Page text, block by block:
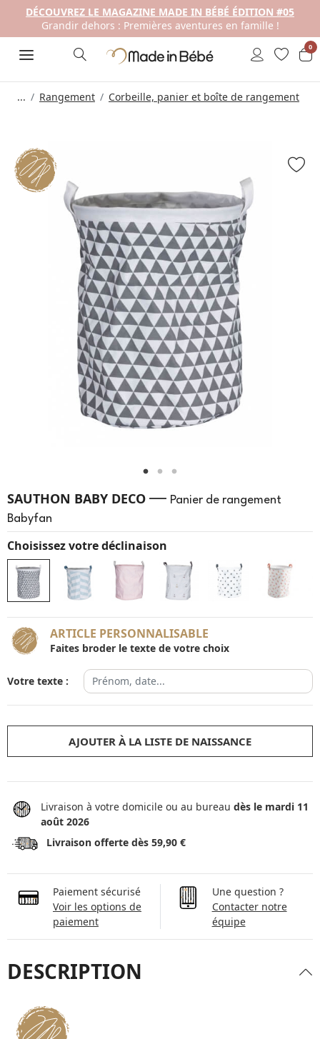
DÉCOUVREZ LE MAGAZINE MADE IN BÉBÉ ÉDITION #05
Grandir dehors : Premières aventures en famille !
0
... Rangement Corbeille, panier et boîte de rangement
SAUTHON BABY DECO — Panier de rangement
Babyfan
Choisissez votre déclinaison
ARTICLE PERSONNALISABLE
Faites broder le texte de votre choix
Votre texte :
AJOUTER À LA LISTE DE NAISSANCE
Livraison à votre domicile ou au bureau dès le mardi 11
août 2026
Livraison offerte dès 59,90 €
Paiement sécurisé
Voir les options de
paiement
Une question ?
Contacter notre
équipe
DESCRIPTION